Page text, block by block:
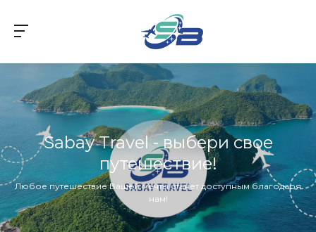
Sabay Travel - выбери свое
путешествие!
Любое путешествие Вашей мечты станет доступным благодаря
нам!